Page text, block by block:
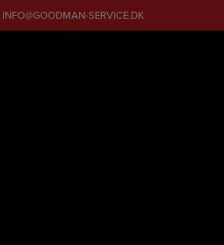
INFO@GOODMAN-SERVICE.DK